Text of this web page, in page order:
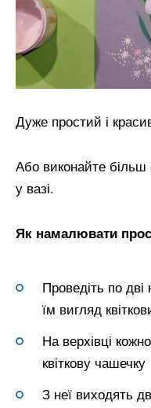
Дуже простий і
Або виконайте більш
у вазі.
Як намалювати
Проведіть по дві
їм вигляд
На верхівці
квіткову чашечку
З неї виходять